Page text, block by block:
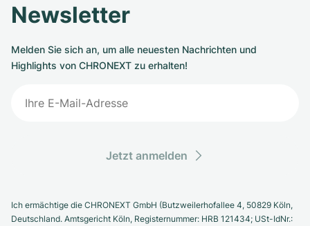
Newsletter
Melden Sie sich an, um alle neuesten Nachrichten und
Highlights von CHRONEXT zu erhalten!
Jetzt anmelden
Ich ermächtige die CHRONEXT GmbH (Butzweilerhofallee 4, 50829 Köln,
Deutschland. Amtsgericht Köln, Registernummer: HRB 121434; USt-IdNr.: